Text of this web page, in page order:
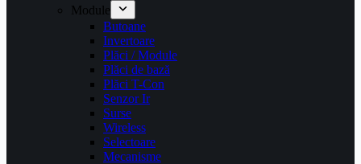
Module
Butoane
Invertoare
Plăci / Module
Plăci de bază
Plăci T-Con
Senzor Ir
Surse
Wireless
Selectoare
Mecanisme